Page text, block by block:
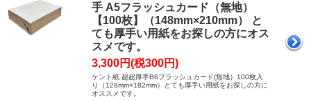
手 A5フラッシュカード（無地）
【100枚】（148mm×210mm） と
ても厚手い用紙をお探しの方にオス
スメです。
3,300円(税300円)
ケント紙 超超厚手B6フラッシュカード(無地）100枚入
り（128mm×182mm）とても厚手い用紙をお探しの方に
オススメです。